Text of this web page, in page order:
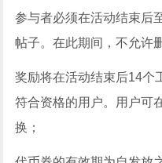
参与者必须在活动结束后
帖子。在此期间，不允许
奖励将在活动结束后14个
符合资格的用户。用户可
换；